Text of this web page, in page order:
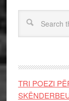
TRI POEZI